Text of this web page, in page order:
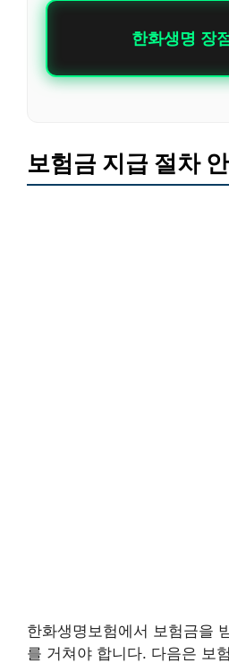
한화생명 장
보험금 지급 절차
한화생명보험에서 보험금을
를 거쳐야 합니다. 다음은 보